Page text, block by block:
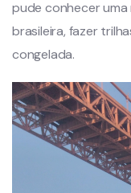
pude conhecer
brasileira, fazer
congelada.